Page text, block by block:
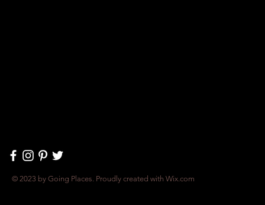
© 2023 by Going Places. Proudly created with Wix.com